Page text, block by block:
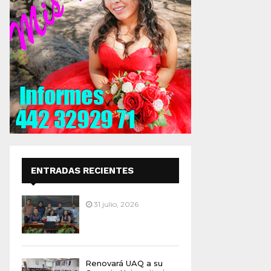
ENTRADAS RECIENTES
31 julio, 2026
Renovará UAQ a su